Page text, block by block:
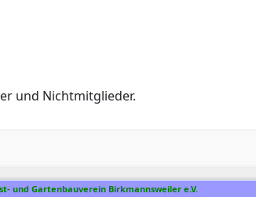
und Gartenbauverein Birkmannsweiler e.V.
und Nichtmitglieder.